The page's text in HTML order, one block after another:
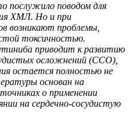
послужило поводом для
ХМЛ. Но и при
возникают проблемы,
токсичностью.
приводит к развитию
осложнений (ССО),
остается полностью не
основан на
о применении
на сердечно-сосудистую